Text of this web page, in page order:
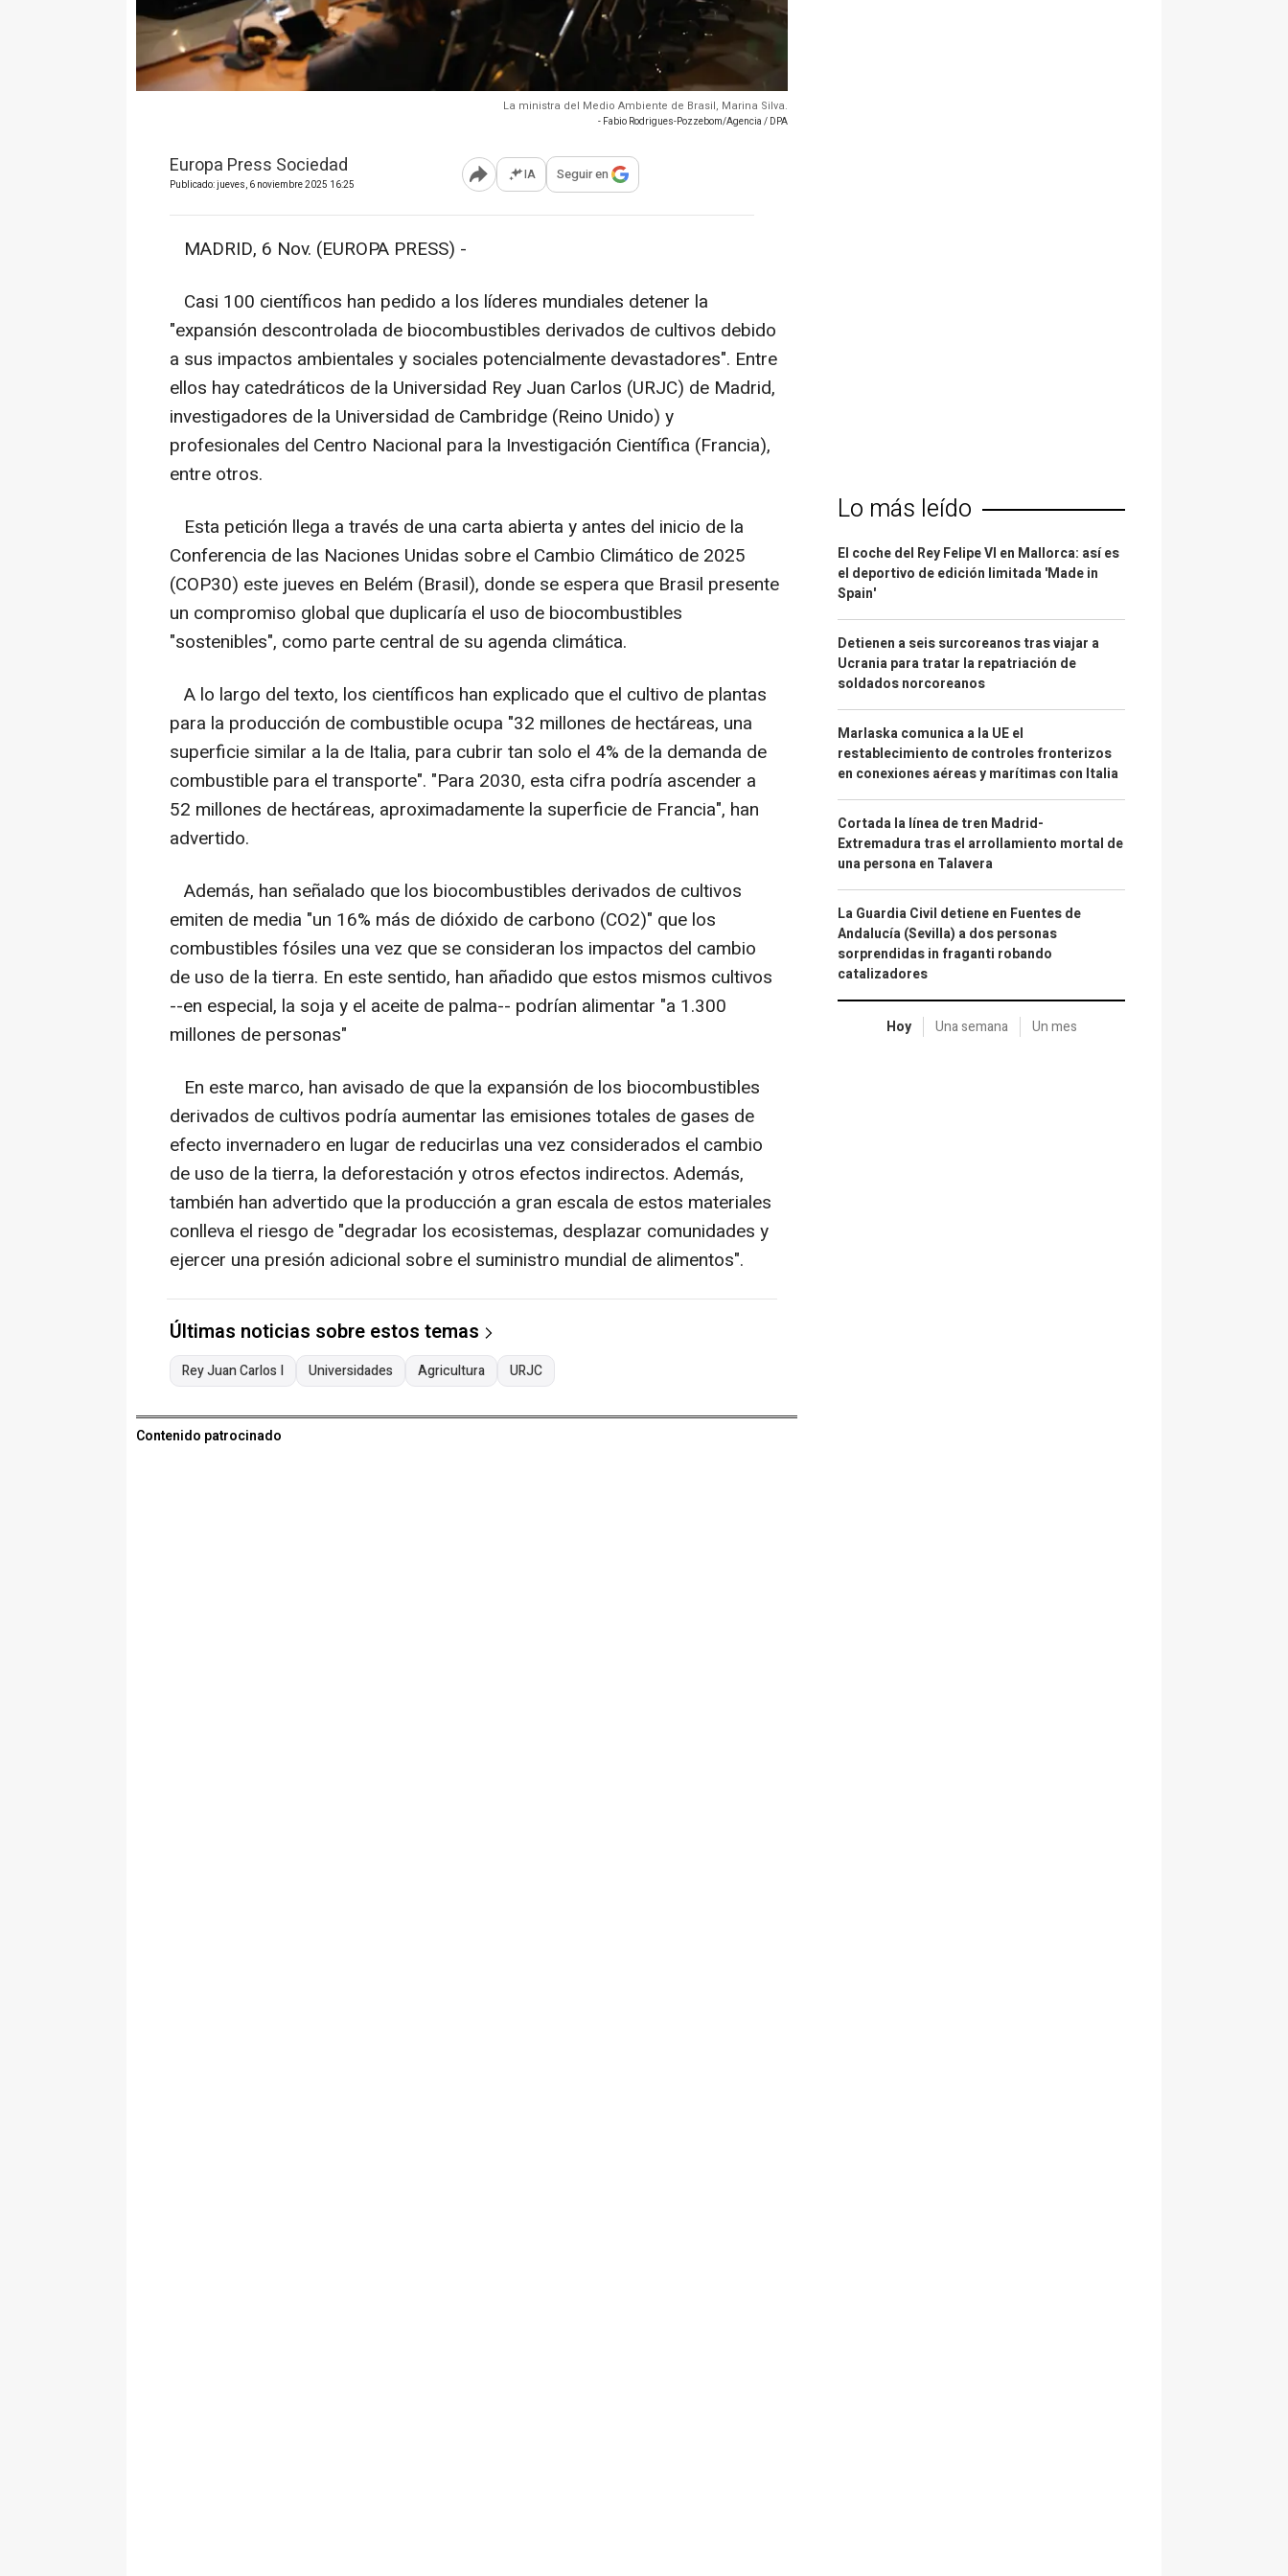
La ministra del Medio Ambiente de Brasil, Marina Silva.
- Fabio Rodrigues-Pozzebom/Agencia / DPA
Europa Press Sociedad
Publicado: jueves, 6 noviembre 2025 16:25 Abrir opciones para compartir
IA Seguir en
MADRID, 6 Nov. (EUROPA PRESS) -
Casi 100 científicos han pedido a los líderes mundiales detener la
"expansión descontrolada de biocombustibles derivados de cultivos debido
a sus impactos ambientales y sociales potencialmente devastadores". Entre
ellos hay catedráticos de la Universidad Rey Juan Carlos (URJC) de Madrid,
investigadores de la Universidad de Cambridge (Reino Unido) y
profesionales del Centro Nacional para la Investigación Científica (Francia),
entre otros.
Esta petición llega a través de una carta abierta y antes del inicio de la
Conferencia de las Naciones Unidas sobre el Cambio Climático de 2025
(COP30) este jueves en Belém (Brasil), donde se espera que Brasil presente
un compromiso global que duplicaría el uso de biocombustibles
"sostenibles", como parte central de su agenda climática.
A lo largo del texto, los científicos han explicado que el cultivo de plantas
para la producción de combustible ocupa "32 millones de hectáreas, una
superficie similar a la de Italia, para cubrir tan solo el 4% de la demanda de
combustible para el transporte". "Para 2030, esta cifra podría ascender a
52 millones de hectáreas, aproximadamente la superficie de Francia", han
advertido.
Además, han señalado que los biocombustibles derivados de cultivos
emiten de media "un 16% más de dióxido de carbono (CO2)" que los
combustibles fósiles una vez que se consideran los impactos del cambio
de uso de la tierra. En este sentido, han añadido que estos mismos cultivos
--en especial, la soja y el aceite de palma-- podrían alimentar "a 1.300
millones de personas"
En este marco, han avisado de que la expansión de los biocombustibles
derivados de cultivos podría aumentar las emisiones totales de gases de
efecto invernadero en lugar de reducirlas una vez considerados el cambio
de uso de la tierra, la deforestación y otros efectos indirectos. Además,
también han advertido que la producción a gran escala de estos materiales
conlleva el riesgo de "degradar los ecosistemas, desplazar comunidades y
ejercer una presión adicional sobre el suministro mundial de alimentos".
Últimas noticias sobre estos temas
Rey Juan Carlos I Universidades Agricultura URJC
Contenido patrocinado
Lo más leído
El coche del Rey Felipe VI en Mallorca: así es
el deportivo de edición limitada 'Made in
Spain'
Detienen a seis surcoreanos tras viajar a
Ucrania para tratar la repatriación de
soldados norcoreanos
Marlaska comunica a la UE el
restablecimiento de controles fronterizos
en conexiones aéreas y marítimas con Italia
Cortada la línea de tren Madrid-
Extremadura tras el arrollamiento mortal de
una persona en Talavera
La Guardia Civil detiene en Fuentes de
Andalucía (Sevilla) a dos personas
sorprendidas in fraganti robando
catalizadores
Hoy Una semana Un mes